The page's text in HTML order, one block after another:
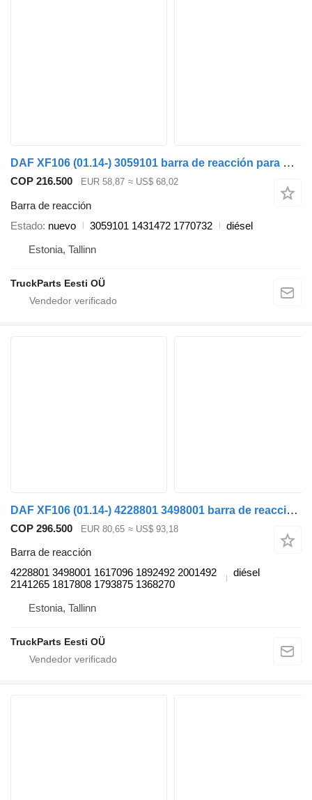
DAF XF106 (01.14-) 3059101 barra de reacción para DAF XF106 (2014-) cabeza tractora
COP 216.500 EUR 58,87 ≈ US$ 68,02
Barra de reacción
Estado nuevo 3059101 1431472 1770732
diésel
Estonia, Tallinn
TruckParts Eesti OÜ
DAF XF106 (01.14-) 4228801 3498001 barra de reacción para DAF XF106 (2014-) cabeza tractora
COP 296.500 EUR 80,65 ≈ US$ 93,18
Barra de reacción
4228801 3498001 1617096 1892492 2001492
2141265 1817808 1793875 1368270
diésel
Estonia, Tallinn
TruckParts Eesti OÜ